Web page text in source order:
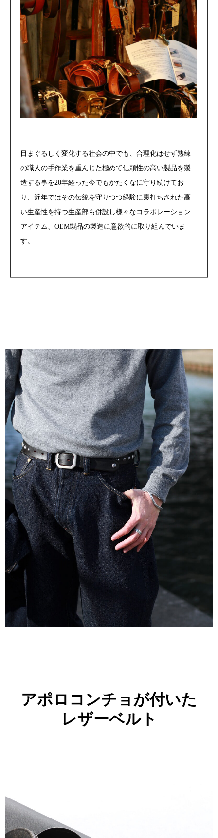
目まぐるしく変化する社会の中でも、合理化はせず熟練
の職人の手作業を重んじた極めて信頼性の高い製品を製
造する事を20年経った今でもかたくなに守り続けてお
り、近年ではその伝統を守りつつ経験に裏打ちされた高
い生産性を持つ生産部も併設し様々なコラボレーション
アイテム、OEM製品の製造に意欲的に取り組んでいま
す。
アポロコンチョが付いた
レザーベルト